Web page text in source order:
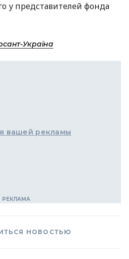
у представителей фонда
Україна
вашей рекламы
НОВОСТЬЮ